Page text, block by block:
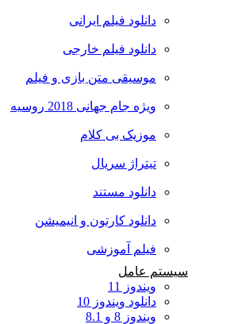
دانلود فیلم ایرانی
دانلود فیلم خارجی
موسیقی متن بازی و فیلم
ویژه جام جهانی 2018 روسیه
موزیک بی کلام
تیتراژ سریال
دانلود مستند
دانلود کارتون و انیمیشن
فیلم آموزشی
سیستم عامل
ویندوز 11
دانلود ویندوز 10
ویندوز 8 و 8.1